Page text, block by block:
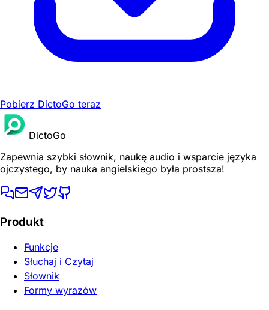
Pobierz DictoGo teraz
DictoGo
Zapewnia szybki słownik, naukę audio i wsparcie języka
ojczystego, by nauka angielskiego była prostsza!
Produkt
Funkcje
Słuchaj i Czytaj
Słownik
Formy wyrazów